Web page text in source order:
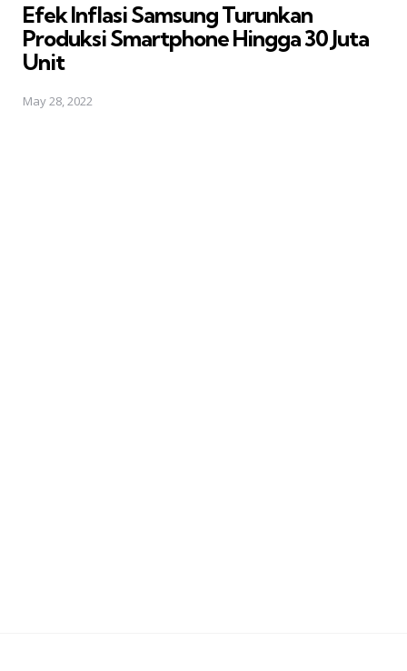
Efek Inflasi Samsung Turunkan
Produksi Smartphone Hingga 30 Juta
Unit
May 28, 2022